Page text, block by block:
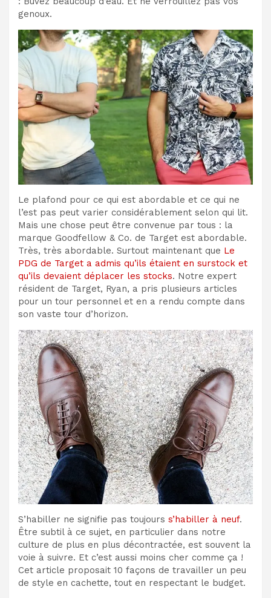
genoux.
Le plafond pour ce qui est abordable et ce qui ne
l’est pas peut varier considérablement selon qui lit.
Mais une chose peut être convenue par tous : la
marque Goodfellow & Co. de Target est abordable.
Très, très abordable. Surtout maintenant que Le
PDG de Target a admis qu’ils étaient en surstock et
qu’ils devaient déplacer les stocks. Notre expert
résident de Target, Ryan, a pris plusieurs articles
pour un tour personnel et en a rendu compte dans
son vaste tour d’horizon.
S’habiller ne signifie pas toujours s’habiller à neuf.
Être subtil à ce sujet, en particulier dans notre
culture de plus en plus décontractée, est souvent la
voie à suivre. Et c’est aussi moins cher comme ça !
Cet article proposait 10 façons de travailler un peu
de style en cachette, tout en respectant le budget.